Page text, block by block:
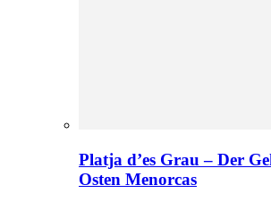
Platja d’es Grau – Der
Osten Menorcas